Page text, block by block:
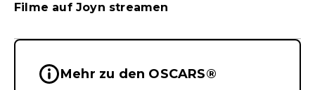
Filme auf Joyn streamen
Wichtige Hinweise &
Mehr zu den OSCARS®